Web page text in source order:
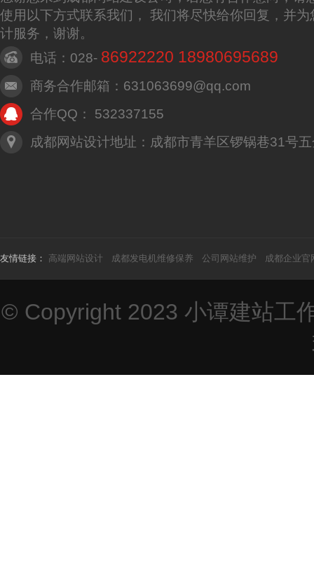
使用以下方式联系我们， 我们将尽快给你回复，并
计服务，谢谢。
电话：028- 86922220 18980695689
商务合作邮箱：631063699@qq.com
合作QQ： 532337155
成都网站设计地址：成都市青羊区锣锅巷31号
友情链接： 高端网站设计 成都发电机维修保养 公司网站维护 成都企业官
© Copyright 2023 小谭建站工